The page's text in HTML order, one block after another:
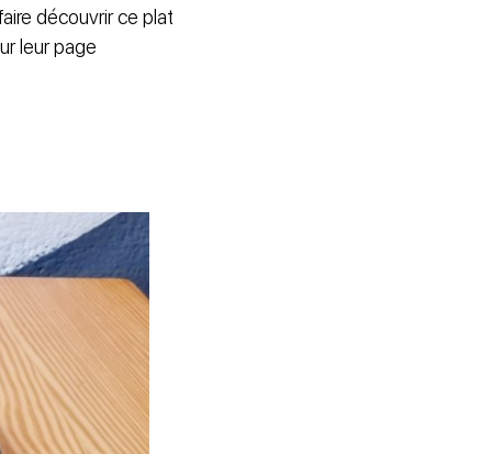
découvrir ce plat
leur page